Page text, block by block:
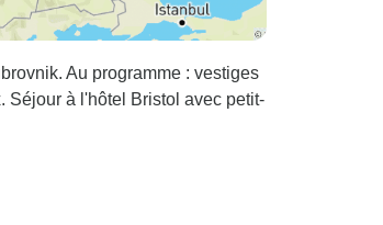
Au programme : vestiges
Séjour à l'hôtel Bristol avec petit-